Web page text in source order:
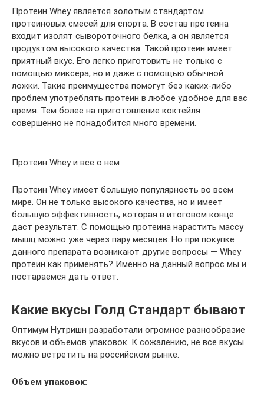
Протеин Whey является золотым стандартом
протеиновых смесей для спорта. В состав протеина
входит изолят сывороточного белка, а он является
продуктом высокого качества. Такой протеин имеет
приятный вкус. Его легко приготовить не только с
помощью миксера, но и даже с помощью обычной
ложки. Такие преимущества помогут без каких-либо
проблем употреблять протеин в любое удобное для вас
время. Тем более на приготовление коктейля
совершенно не понадобится много времени.
Протеин Whey и все о нем
Протеин Whey имеет большую популярность во всем
мире. Он не только высокого качества, но и имеет
большую эффективность, которая в итоговом конце
даст результат. С помощью протеина нарастить массу
мышц можно уже через пару месяцев. Но при покупке
данного препарата возникают другие вопросы — Whey
протеин как применять? Именно на данный вопрос мы и
постараемся дать ответ.
Какие вкусы Голд Стандарт бывают
Оптимум Нутришн разработали огромное разнообразие
вкусов и объемов упаковок. К сожалению, не все вкусы
можно встретить на российском рынке.
Объем упаковок: